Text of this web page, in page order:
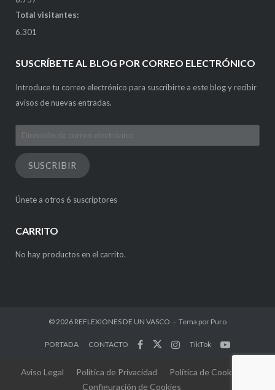
Total visitantes:
6.301
SUSCRÍBETE AL BLOG POR CORREO ELECTRÓNICO
Introduce tu correo electrónico para suscribirte a este blog y recibir
avisos de nuevas entradas.
Dirección
de
correo
electrónico
SUSCRIBIR
Únete a otros 6 suscriptores
CARRITO
No hay productos en el carrito.
© 2026 REFLEXIONES DE UN VASCO Tema por Puro
PORTADA CONTACTO TikTok
Aviso Legal Política de Privacidad
Política de Cookies
Configuración de Cookies